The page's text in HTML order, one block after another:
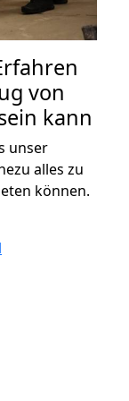
von
kann
unser
alles zu
können.